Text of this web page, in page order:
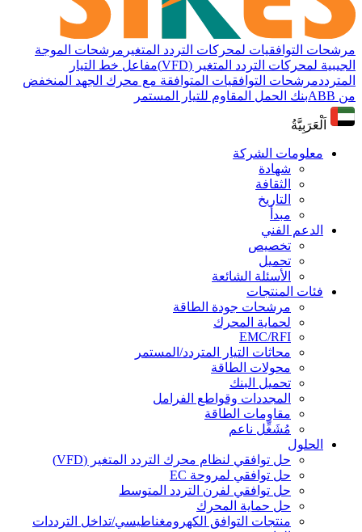
مرشحات التوافقيات لمحركات التردد المتغير مرشحات الموجة
الجيبية لمحركات التردد المتغير (VFD)
مفاعل خط التيار
المترددمرشحات التوافقيات المتوافقة مع محرك الجهد المنخفض
من ABB
بنك الحمل المقاوم للتيار المستمر
اَلْعَرَبِيَّةُ
معلومات الشركة
شهادة
الثقافة
التاريخ
مبدأ
الدعم الفني
تخصيص
تحميل
الأسئلة الشائعة
فئات المنتجات
مرشحات جودة الطاقة
لحماية المحرك
EMC/RFI
محاثات التيار المتردد/المستمر
محولات الطاقة
تحميل البنك
المجددات وقواطع الفرامل
مقاومات الطاقة
مُشَغِّل ناعم
الحلول
حل توافقي لنظام محرك التردد المتغير (VFD)
حل توافقي لمروحة EC
حل توافقي لفرن التردد المتوسط
حل حماية المحرك
منتجات التوافق الكهرومغناطيسي/تداخل الترددات